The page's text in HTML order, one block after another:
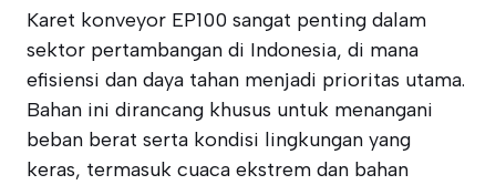
Karet konveyor EP100 sangat penting dalam
sektor pertambangan di Indonesia, di mana
efisiensi dan daya tahan menjadi prioritas utama.
Bahan ini dirancang khusus untuk menangani
beban berat serta kondisi lingkungan yang
keras, termasuk cuaca ekstrem dan bahan